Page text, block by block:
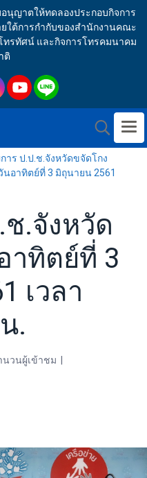
นุญาตให้ทดลองประกอบกิจการ
ยใต้การกำกับของสำนักงานคณะ
ทรทัศน์ และกิจการโทรคมนาคม
ติ
าร ป.ป.ช.จังหวัดขจัดโกง
นอาทิตย์ที่ 3 มิถุนายน 2561
ช.จังหวัด
าทิตย์ที่ 3
เวลา
.
นวนผู้เข้าชม